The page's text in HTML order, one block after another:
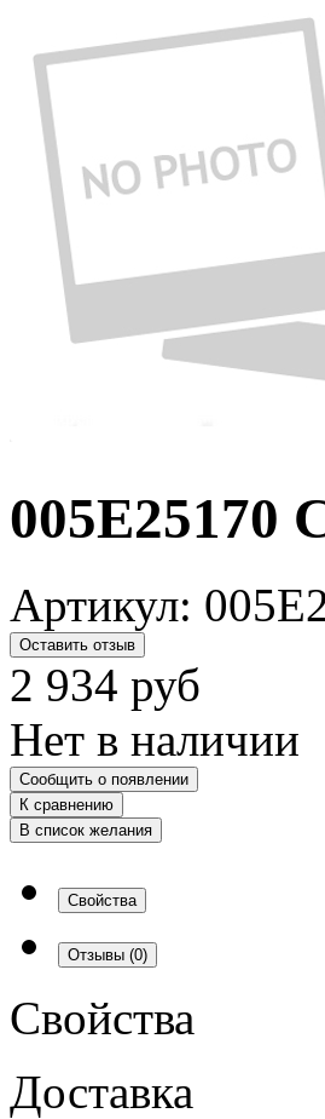
005E25170
Артикул:
Оставить отзыв
2 934 руб
Нет в наличии
Сообщить о появлении
К сравнению
В список желания
Свойства
Отзывы (0)
Свойства
Доставка